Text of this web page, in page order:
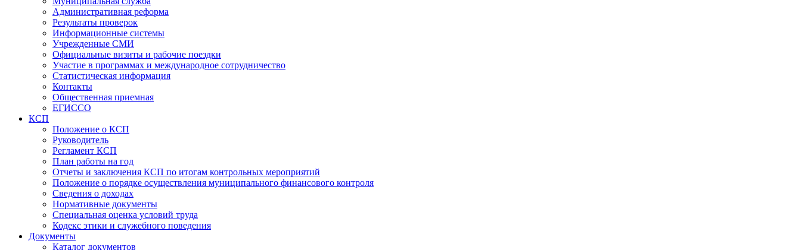
Административная реформа
Результаты проверок
Информационные системы
Учрежденные СМИ
Официальные визиты и рабочие поездки
Участие в программах и международное сотрудничество
Статистическая информация
Контакты
Общественная приемная
ЕГИССО
КСП
Положение о КСП
Руководитель
Регламент КСП
План работы на год
Отчеты и заключения КСП по итогам контрольных мероприятий
Положение о порядке осуществления муниципального финансового контроля
Сведения о доходах
Нормативные документы
Специальная оценка условий труда
Кодекс этики и служебного поведения
Документы
Каталог документов